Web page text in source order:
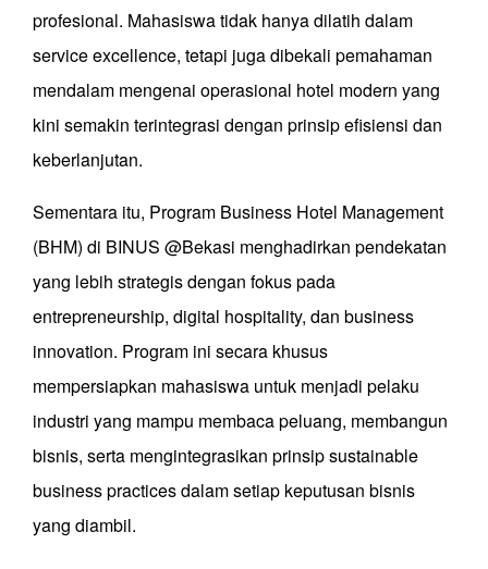
profesional. Mahasiswa tidak hanya dilatih dalam
service excellence, tetapi juga dibekali pemahaman
mendalam mengenai operasional hotel modern yang
kini semakin terintegrasi dengan prinsip efisiensi dan
keberlanjutan.
Sementara itu, Program Business Hotel Management
(BHM) di BINUS @Bekasi menghadirkan pendekatan
yang lebih strategis dengan fokus pada
entrepreneurship, digital hospitality, dan business
innovation. Program ini secara khusus
mempersiapkan mahasiswa untuk menjadi pelaku
industri yang mampu membaca peluang, membangun
bisnis, serta mengintegrasikan prinsip sustainable
business practices dalam setiap keputusan bisnis
yang diambil.